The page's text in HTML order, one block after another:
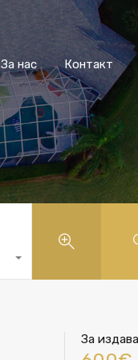
За нас Контакт
За